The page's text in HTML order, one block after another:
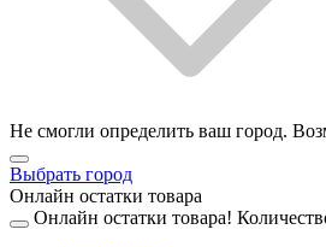
Не смогли определить ваш город.
Выбрать город
Онлайн остатки товара
Онлайн остатки товара!